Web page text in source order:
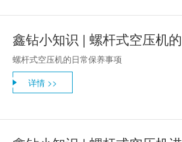
鑫钻小知识 | 螺杆式空压机
螺杆式空压机的日常保养事项
详情 >>